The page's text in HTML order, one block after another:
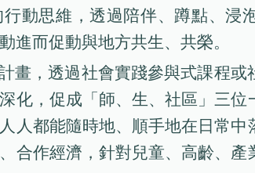
行動思維，透過陪伴、蹲點、浸
進而促動與地方共生、共榮。
畫，透過社會實踐參與式課程
化，促成「師、生、社區」三
人都能隨時地、順手地在日常
合作經濟，針對兒童、高齡、